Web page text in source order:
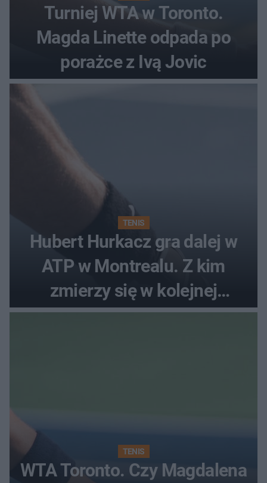
Turniej WTA w Toronto.
Magda Linette odpada po
porażce z Ivą Jovic
TENIS
Hubert Hurkacz gra dalej w
ATP w Montrealu. Z kim
zmierzy się w kolejnej
rundzie?
TENIS
WTA Toronto. Czy Magdalena